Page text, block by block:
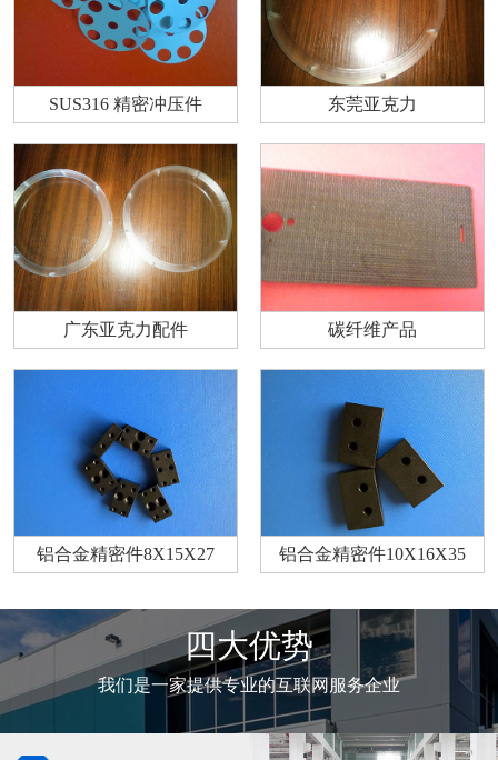
SUS316 精密冲压件 东莞亚克力
广东亚克力配件 碳纤维产品
铝合金精密件8X15X27 铝合金精密件10X16X35
四大优势
我们是一家提供专业的互联网服务企业